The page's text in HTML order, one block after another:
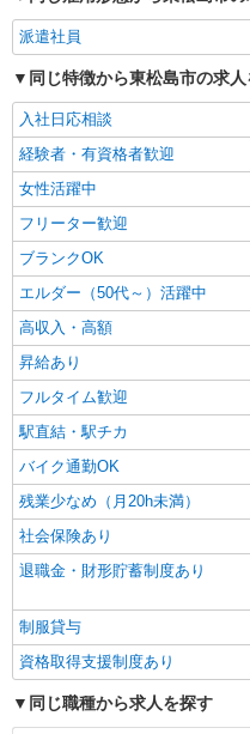
派遣社員
同じ特徴から東松島市の求
入社日応相談
経験者・有資格者歓迎
女性活躍中
フリーター歓迎
ブランクOK
エルダー（50代～）活躍中
高収入・高額
昇給あり
フルタイム歓迎
駅直結・駅チカ
バイク通勤OK
残業少なめ（月20h未満）
社会保険あり
退職金・財形貯蓄制度あり
制服貸与
資格取得支援制度あり
同じ職種から求人を探す